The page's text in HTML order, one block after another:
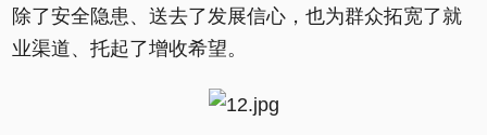
除了安全隐患、送去了发展信心，也为群众拓宽了就
业渠道、托起了增收希望。